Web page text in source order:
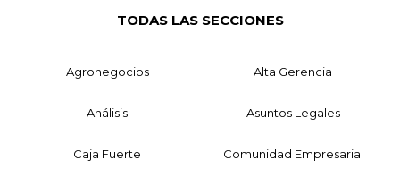
TODAS LAS SECCIONES
Agronegocios Alta Gerencia
Análisis Asuntos Legales
Caja Fuerte Comunidad Empresarial